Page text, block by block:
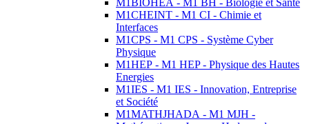
M1BIOHEA - M1 BH - Biologie et Santé
M1CHEINT - M1 CI - Chimie et
Interfaces
M1CPS - M1 CPS - Système Cyber
Physique
M1HEP - M1 HEP - Physique des Hautes
Energies
M1IES - M1 IES - Innovation, Entreprise
et Société
M1MATHJHADA - M1 MJH -